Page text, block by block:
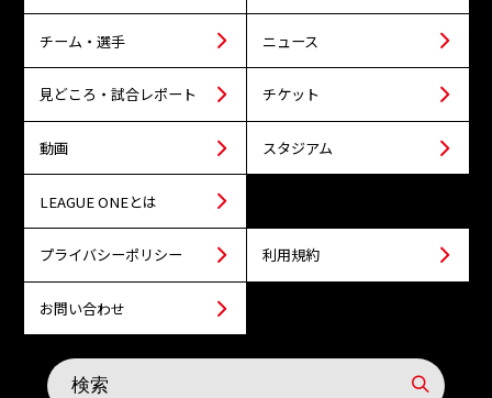
チーム・選手 ニュース
見どころ・試合レポート チケット
動画 スタジアム
LEAGUE ONEとは
プライバシーポリシー 利用規約
お問い合わせ